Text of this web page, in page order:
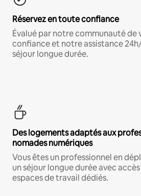
Réservez en toute confiance
Évalué par notre communauté de
confiance et notre assistance
séjour longue durée.
Des logements adaptés aux
nomades numériques
Vous êtes un professionnel en
un séjour longue durée avec
espaces de travail dédiés.